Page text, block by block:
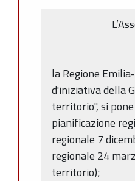
la Regione
d'iniziativa della
territorio", si
pianificazione
regionale 7
regionale 24
territorio);